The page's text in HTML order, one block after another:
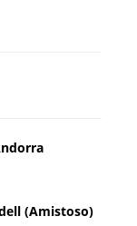
(Amistoso)